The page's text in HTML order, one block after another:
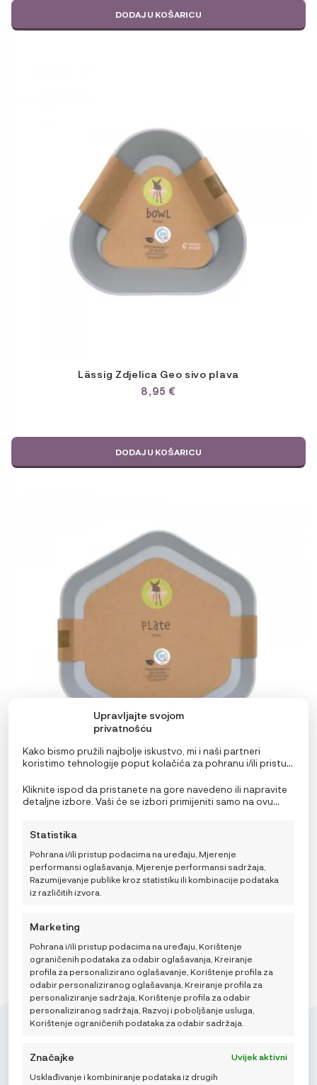
Upravljajte svojom
privatnošću
Kako bismo pružili najbolje iskustvo, mi i naši partneri
koristimo tehnologije poput kolačića za pohranu i/ili pristup
omogućit će nama i našim partnerima obradu osobnih
podataka kao što su ponašanje pri pregledavanju ili
jedinstveni ID-ovi na ovoj stranici i prikazujemo
privole može negativno utjecati na određene značajke i
Kliknite ispod da pristanete na gore navedeno ili napravite
detaljne izbore. Vaši će se izbori primijeniti samo na ovu
prekidača na Politici kolačića ili klikom na gumb za
upravljanje privolom na dnu ekrana.
Statistika
Pohrana i/ili pristup podacima na uređaju, Mjerenje
performansi oglašavanja, Mjerenje performansi sadržaja,
Razumijevanje publike kroz statistiku ili kombinacije podataka
iz različitih izvora.
Marketing
Pohrana i/ili pristup podacima na uređaju, Korištenje
ograničenih podataka za odabir oglašavanja, Kreiranje
profila za personalizirano oglašavanje, Korištenje profila za
odabir personaliziranog oglašavanja, Kreiranje profila za
personaliziranje sadržaja, Korištenje profila za odabir
personaliziranog sadržaja, Razvoj i poboljšanje usluga,
Korištenje ograničenih podataka za odabir sadržaja.
Značajke
Uvijek aktivni
Usklađivanje i kombiniranje podataka iz drugih
DODAJ U KOŠARICU
Lässig Zdjelica Geo sivo plava
8,95 €
DODAJ U KOŠARICU
Lässig Tanjur Geo sivo plavi
DODAJ U KOŠARICU
Mikroedra d.o.o.